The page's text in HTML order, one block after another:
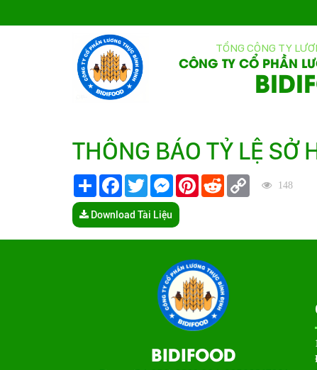
TỔNG CÔNG TY
CÔNG TY CỔ PHẦN
THÔNG BÁO TỶ LỆ SỞ
Share Facebook
TwitterMessengerPinterestReddit Copy
Link
148
Download Tài Liệu
BIDIFOOD